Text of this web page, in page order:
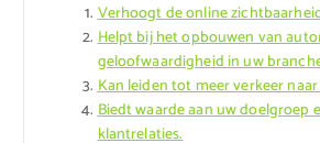
Verhoogt de online
Helpt bij het opbouwen van
geloofwaardigheid in uw
Kan leiden tot meer verkeer
Biedt waarde aan uw doelgroep
klantrelaties.